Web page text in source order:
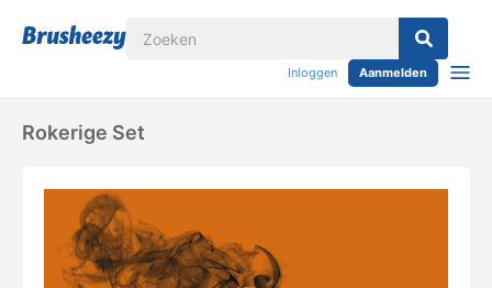
Inloggen Aanmelden
Rokerige Set